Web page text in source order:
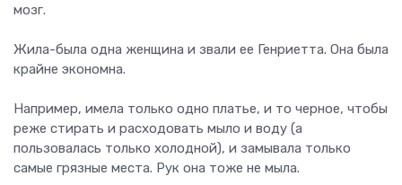
мозг.
Жила-была одна женщина и звали ее Генриетта. Она была
крайне экономна.
Например, имела только одно платье, и то черное, чтобы
реже стирать и расходовать мыло и воду (а
пользовалась только холодной), и замывала только
самые грязные места. Рук она тоже не мыла.